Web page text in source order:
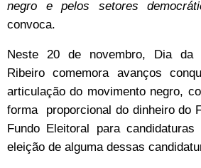
negro e pelos setores
convoca.
Neste 20 de novembro, Dia da
Ribeiro comemora avanços
articulação do movimento negro,
forma
proporcional do dinheiro do
Fundo Eleitoral para
eleição de alguma dessas